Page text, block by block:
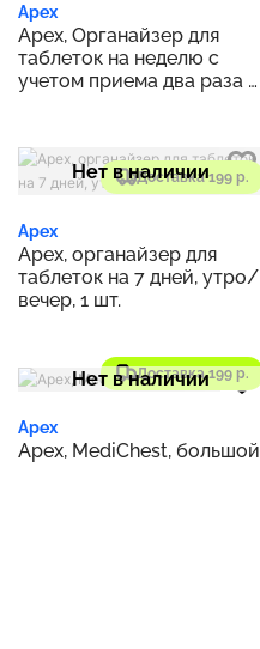
Apex
Apex, Органайзер для
таблеток на неделю с
учетом приема два раза в
Доставка 199 р.
Нет в наличии
Apex
Apex, органайзер для
таблеток на 7 дней, утро/
вечер, 1 шт.
Доставка 199 р.
Нет в наличии
Apex
Apex, MediChest, большой